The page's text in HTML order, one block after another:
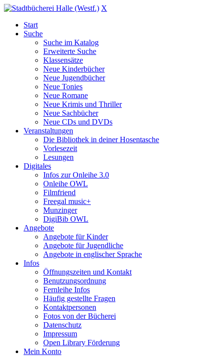
X
Start
Suche
Suche im Katalog
Erweiterte Suche
Klassensätze
Neue Kinderbücher
Neue Jugendbücher
Neue Tonies
Neue Romane
Neue Krimis und Thriller
Neue Sachbücher
Neue CDs und DVDs
Veranstaltungen
Die Bibliothek in deiner Hosentasche
Vorlesezeit
Lesungen
Digitales
Infos zur Onleihe 3.0
Onleihe OWL
Filmfriend
Freegal music+
Munzinger
DigiBib OWL
Angebote
Angebote für Kinder
Angebote für Jugendliche
Angebote in englischer Sprache
Infos
Öffnungszeiten und Kontakt
Benutzungsordnung
Fernleihe Infos
Häufig gestellte Fragen
Kontaktpersonen
Fotos von der Bücherei
Datenschutz
Impressum
Open Library Förderung
Mein Konto